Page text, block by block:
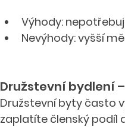
Výhody:
Nevýhody: vyšší
Družstevní bydlení
Družstevní byty často
zaplatíte členský podíl